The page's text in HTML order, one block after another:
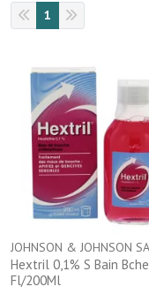
1
Hextril 0,1% S Bain Bche
Fl/200Ml